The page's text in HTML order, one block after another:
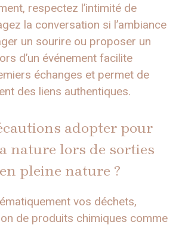
respectez l’intimité de
la conversation si l’ambiance
un sourire ou proposer un
d’un événement facilite
échanges et permet de
des liens authentiques.
adopter pour
nature lors de sorties
pleine nature ?
vos déchets,
de produits chimiques comme